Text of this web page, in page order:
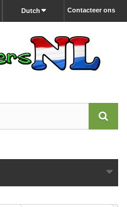
Contacteer ons
Dutch